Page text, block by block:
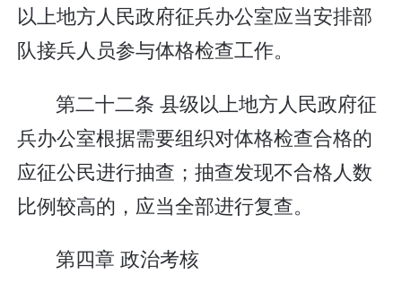
以上地方人民政府征兵办公室应当安排部
队接兵人员参与体格检查工作。
第二十二条 县级以上地方人民政府征
兵办公室根据需要组织对体格检查合格的
应征公民进行抽查；抽查发现不合格人数
比例较高的，应当全部进行复查。
第四章 政治考核